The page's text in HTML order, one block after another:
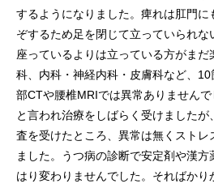
するようになりました。痺れは肛門に
ぞするため足を閉じて立っていられな
座っているよりは立っている方がま
科、内科・神経内科・皮膚科など、
部CTや腰椎MRIでは異常ありません
と言われ治療をしばらく受けました
査を受けたところ、異常は無くスト
ました。うつ病の診断で安定剤や漢
はり変わりませんでした。そればか